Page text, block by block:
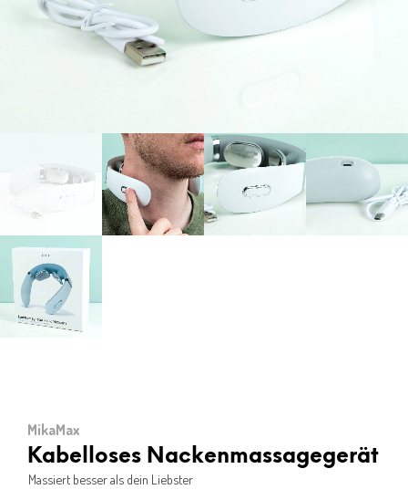
MikaMax
Kabelloses Nackenmassagegerät
Massiert besser als dein Liebster